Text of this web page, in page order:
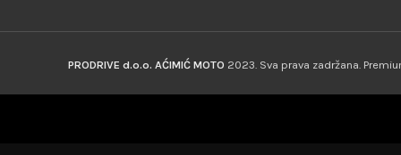
PRODRIVE d.o.o. AĆIMIĆ MOTO 2023. Sva prava zadržana.